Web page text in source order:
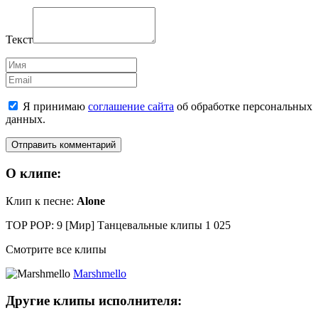
Текст
Имя
Email
Я принимаю соглашение сайта об обработке персональных
данных.
О клипе:
Клип к песне: Alone
TOP POP: 9 [Мир] Танцевальные клипы 1 025
Смотрите все клипы
Marshmello
Другие клипы исполнителя: